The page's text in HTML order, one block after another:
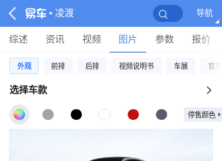
• 凌渡 导航
综述 资讯 视频 图片 参数 报价
外观 前排 后排 视频说明书 车展 官方
选择车款
停售颜色